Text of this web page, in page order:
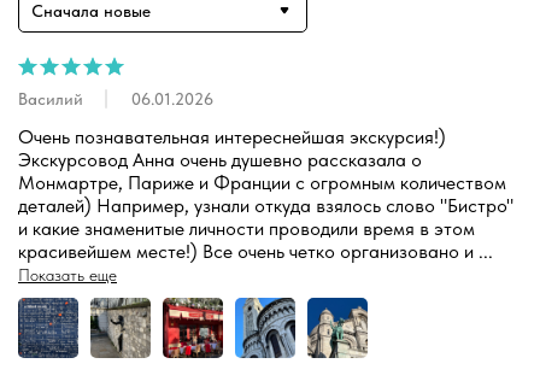
Сначала новые
Василий 06.01.2026
Очень познавательная интереснейшая экскурсия!)
Экскурсовод Анна очень душевно рассказала о
Монмартре, Париже и Франции с огромным количеством
деталей) Например, узнали откуда взялось слово "Бистро"
и какие знаменитые личности проводили время в этом
красивейшем месте!) Все очень четко организовано и ...
Показать еще